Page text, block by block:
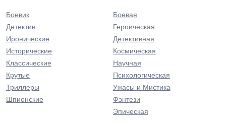
Боевик
Детектив
Иронические
Исторические
Классические
Крутые
Триллеры
Шпионские
Боевая
Героическая
Детективная
Космическая
Научная
Психологическая
Ужасы и Мистика
Фэнтези
Эпическая